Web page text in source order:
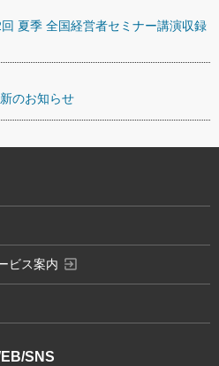
夏季 全国経営者セミナー講演収録
のお知らせ
SNS
ビス案内 exit_to_app